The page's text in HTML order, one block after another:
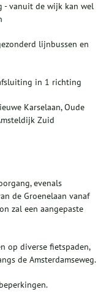
- vanuit de wijk kan wel
lijnbussen en
in 1 richting
Karselaan, Oude
Zuid
evenals
de Groenelaan vanaf
zal een aangepaste
op diverse fietspaden,
de Amsterdamseweg.